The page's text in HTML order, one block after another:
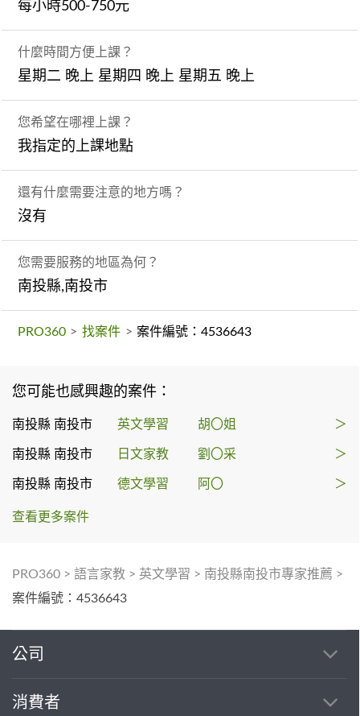
每小時500-750元
什麼時間方便上課？
星期二 晚上 星期四 晚上 星期五 晚上
您希望在哪裡上課？
我指定的上課地點
還有什麼需要注意的地方嗎？
沒有
您需要服務的地區為何？
南投縣,南投市
PRO360 > 找案件 > 案件編號：4536643
您可能也感興趣的案件：
南投縣 南投市 英文學習 胡〇姐 ＞
南投縣 南投市 日文家教 劉〇采 ＞
南投縣 南投市 德文學習 阿〇 ＞
查看更多案件
PRO360 > 語言家教 > 英文學習 > 南投縣南投市專家推薦 >
案件編號：4536643
公司
消費者